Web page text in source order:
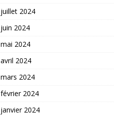
juillet 2024
juin 2024
mai 2024
avril 2024
mars 2024
février 2024
janvier 2024